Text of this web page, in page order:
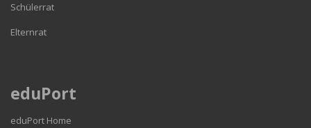
Schülerrat
Elternrat
eduPort
eduPort Home